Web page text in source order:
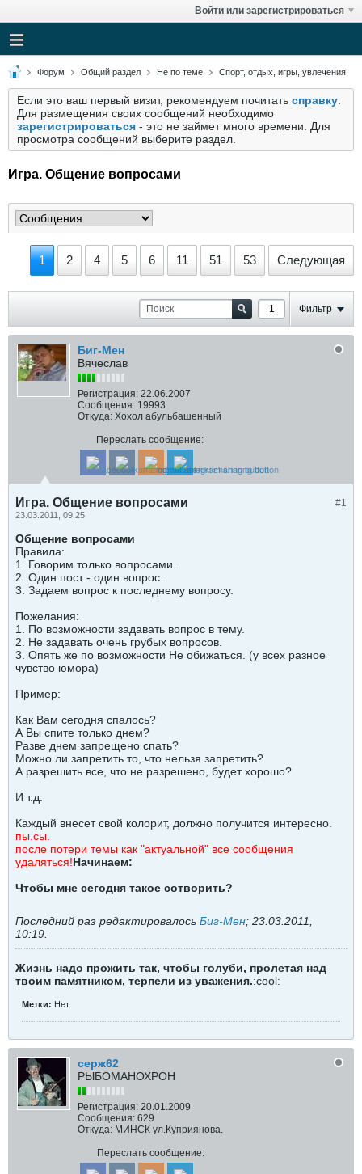
Войти или зарегистрироваться
Форум Общий раздел Не по теме Спорт, отдых, игры, увлечения
Если это ваш первый визит, рекомендуем почитать справку
Для размещения своих сообщений необходимо
зарегистрироваться - это не займет много времени. Для
просмотра сообщений выберите раздел.
Игра. Общение вопросами
1 2 4 5 6 11 51 53 Следующая
Фильтр
Биг-Мен
Вячеслав
Регистрация: 22.06.2007
Сообщения: 19993
Откуда: Хохол абульбашенный
Переслать сообщение:
#1
Игра. Общение вопросами
23.03.2011, 09:25
Общение вопросами
Правила:
1. Говорим только вопросами.
2. Один пост - один вопрос.
3. Задаем вопрос к последнему вопросу.
Пожелания:
1. По возможности задавать вопрос в тему.
2. Не задавать очень грубых вопросов.
3. Опять же по возможности Не обижаться. (у всех разное
чувство юмора)
Пример:
Как Вам сегодня спалось?
А Вы спите только днем?
Разве днем запрещено спать?
Можно ли запретить то, что нельзя запретить?
А разрешить все, что не разрешено, будет хорошо?
И т.д.
Каждый внесет свой колорит, должно получится интересно.
пы.сы.
после потери темы как "актуальной" все сообщения
удаляться!Начинаем:
Чтобы мне сегодня такое сотворить?
Последний раз редактировалось Биг-Мен; 23.03.2011,
10:19
Жизнь надо прожить так, чтобы голуби, пролетая над
твоим памятником, терпели из уважения.:cool:
Метки: Нет
серж62
РЫБОМАНОХРОН
Регистрация: 20.01.2009
Сообщения: 629
Откуда: МИНСК ул.Куприянова.
Переслать сообщение: